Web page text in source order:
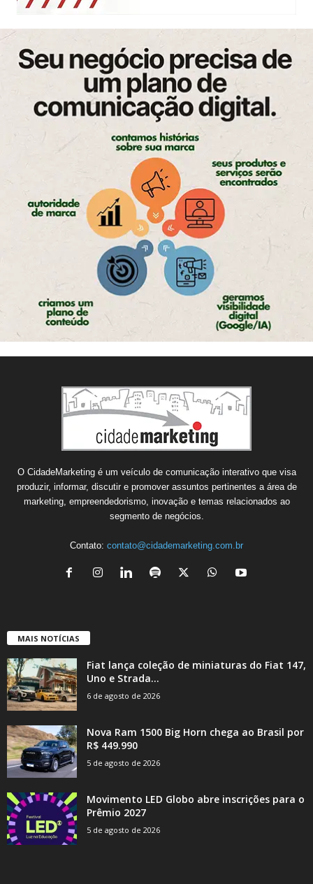
O CidadeMarketing é um veículo de comunicação interativo que visa
produzir, informar, discutir e promover assuntos pertinentes a área de
marketing, empreendedorismo, inovação e temas relacionados ao
segmento de negócios.
Contato: contato@cidademarketing.com.br
MAIS NOTÍCIAS
Fiat lança coleção de miniaturas do Fiat 147,
Uno e Strada...
6 de agosto de 2026
Nova Ram 1500 Big Horn chega ao Brasil por
R$ 449.990
5 de agosto de 2026
Movimento LED Globo abre inscrições para o
Prêmio 2027
5 de agosto de 2026